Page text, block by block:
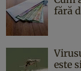
fără
este